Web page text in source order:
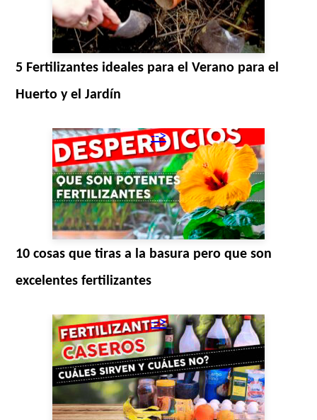
5 Fertilizantes ideales para el Verano para el
Huerto y el Jardín
-->
10 cosas que tiras a la basura pero que son
excelentes fertilizantes
-->